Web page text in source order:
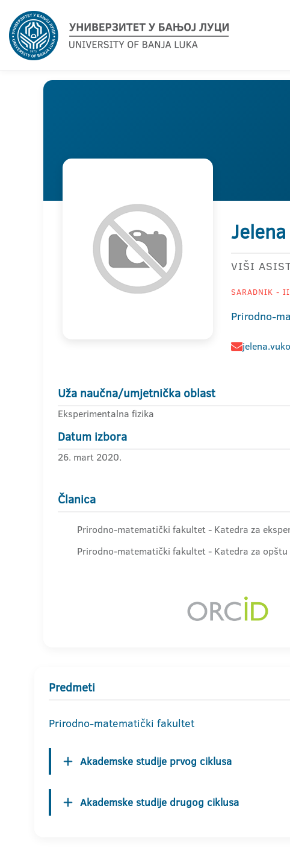
VIŠI
SARADNIK -
Prirodno-
Uža naučna/umjetnička oblast
Eksperimentalna fizika
Datum izbora
26. mart 2020.
Članica
Prirodno-matematički fakultet - Katedra za
Prirodno-matematički fakultet - Katedra za opštu
Predmeti
Prirodno-matematički fakultet
Akademske studije prvog ciklusa
Akademske studije drugog ciklusa